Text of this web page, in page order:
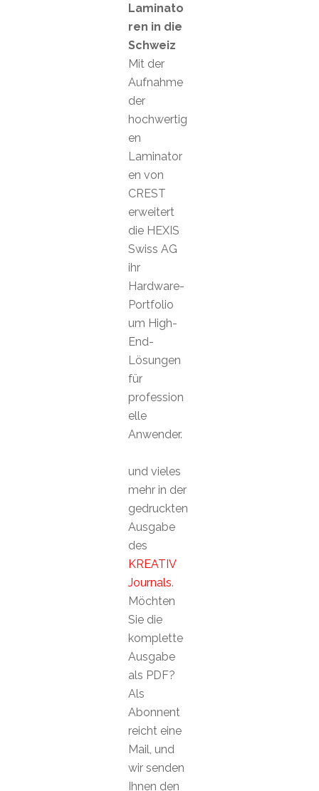
Laminato
ren in die
Schweiz
Mit der
Aufnahme
der
hochwertig
en
Laminator
en von
CREST
erweitert
die HEXIS
Swiss AG
ihr
Hardware-
Portfolio
um High-
End-
Lösungen
für
profession
elle
Anwender.
und vieles
mehr in der
gedruckten
Ausgabe
des
KREATIV
Journals.
Möchten
Sie die
komplette
Ausgabe
als PDF?
Als
Abonnent
reicht eine
Mail, und
wir senden
Ihnen den